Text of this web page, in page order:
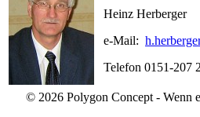
Heinz Herberger
e-Mail:
Telefon 0151-207
© 2026 Polygon Concept - Wenn